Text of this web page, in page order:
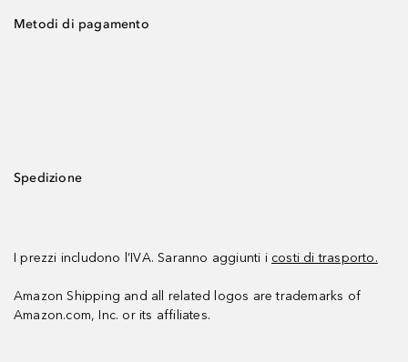
Metodi di pagamento
Spedizione
I prezzi includono l’IVA. Saranno aggiunti i costi di trasporto.
Amazon Shipping and all related logos are trademarks of
Amazon.com, Inc. or its affiliates.